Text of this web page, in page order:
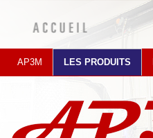
AP3M LES PRODUITS